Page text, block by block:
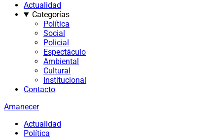
Actualidad
Categorías
Política
Social
Policial
Espectáculo
Ambiental
Cultural
Institucional
Contacto
Amanecer
Actualidad
Política